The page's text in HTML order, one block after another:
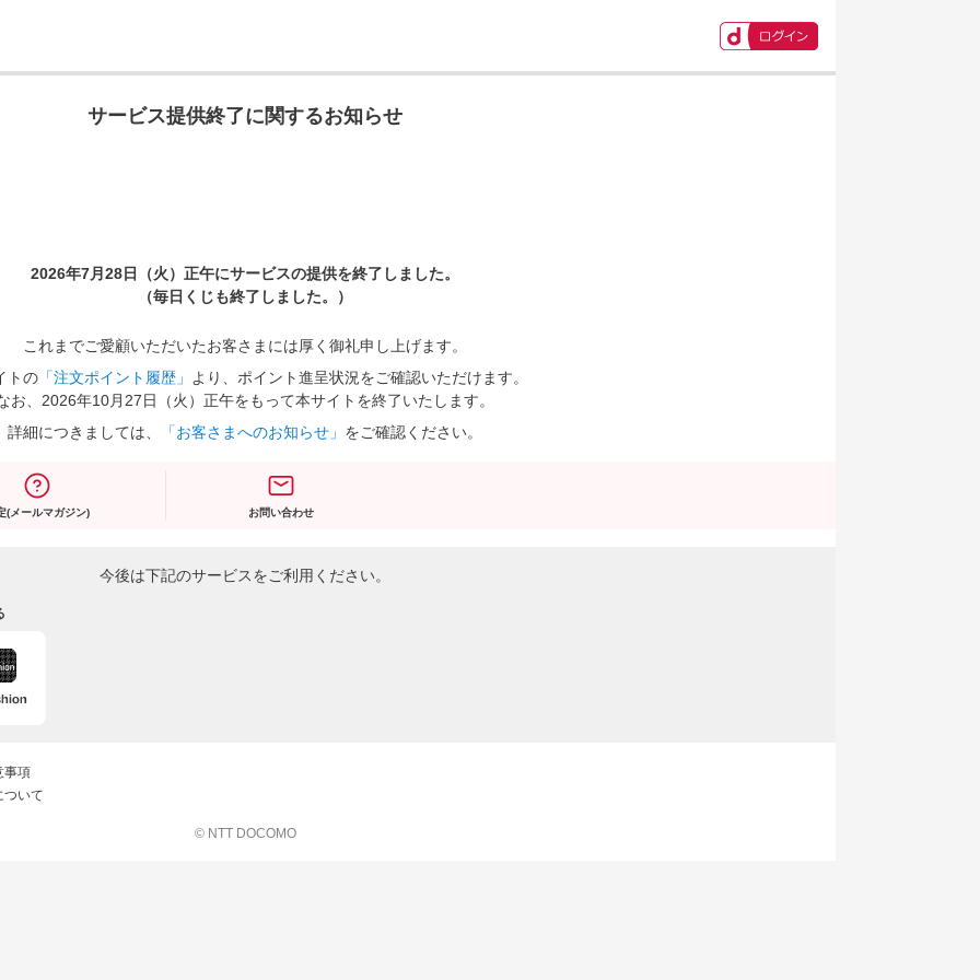
サービス提供終了に関するお知らせ
2026年7月28日（火）正午にサービスの提供を終了しました。
（毎日くじも終了しました。）
これまでご愛顧いただいたお客さまには厚く御礼申し上げます。
トの 「注文ポイント履歴」
より、ポイント進呈状況をご確認いただけます。
お、2026年10月27日（火）正午をもって本サイトを終了いたします。
詳細につきましては、
「お客さまへのお知らせ」 をご確認ください。
(メールマガジン) お問い合わせ
今後は下記のサービスをご利用ください。
事項
ついて
© NTT DOCOMO